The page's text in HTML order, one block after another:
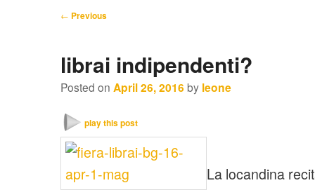
secondary
P
n
v
g
← Previous
librai indipendenti?
Posted on April 26, 2016 by leone
play this post
La locandina